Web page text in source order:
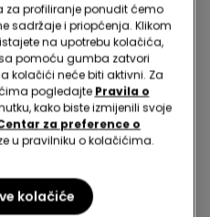
za profiliranje ponudit ćemo
sadržaje i priopćenja. Klikom
na upotrebu kolačića,
pomoću gumba zatvori
kolačići neće biti aktivni. Za
pogledajte Pravila o
kako biste izmijenili svoje
za preference o
u pravilniku o kolačićima.
kolačiće